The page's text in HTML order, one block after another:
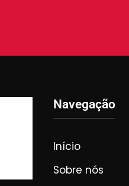
Navegação
Início
Sobre nós